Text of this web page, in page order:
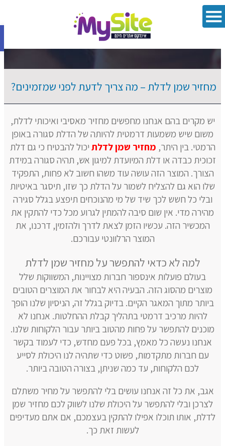
פתח
מחזיר שמן לדלת – מה צריך לדעת לפני שמזמינים?
יש מקרים בהם אנחנו מחפשים מחזיר מאסיבי ואיכותי לדלת,
משום שיש משמעות דרמטית להיותה של הדלת סגורה באופן
הרמטי. בין היתר, מחזיר שמן לדלת יכול להבטיח כי גם דלת
זכוכית כבדה או דלת המיועדת למיגון אש, תהיה סגורה במידת
הצורך. המוצר הזה עושה עוד משהו חשוב לא פחות, התפקיד
שלו הוא גם להצליח לשמור על הדלת כך שזו, תיסגר באיטיות
ובלי כל חשש לכך שיד של מי מהנוכחים תיפצע בגלל סגירה
מהירה מדי. אין שום סיבה להמתין לגרוע מכל כדי להתקין את
המכשיר הזה. עכשיו הזמן לצאת לדרך ולהזמין, דרכנו, את
המוצר הרלוונטי עבורכם.
למה לא כדאי להתפשר על מחזיר שמן לדלת
בעולם פועלות אינספור חברות מצויינות, המשווקות שלל
מוצרים מהסוג הזה. הבעיה היא לבחור את המוצרים הטובים
ביותר מתוך המאגר הקיים. בדיוק בגלל זה, הניסיון שלנו הופך
להיות מרכיב דרמטי בתהליך קבלת ההחלטות. אנחנו לא
מוכנים להתפשר על פחות מהטוב ביותר עבור הלקוחות שלנו.
אנחנו נעשה כל מאמץ, בכל פעם מחדש, כדי לעמוד בקשר
עם חברות מתקדמות, פשוט כדי שתהיה לנו היכולת לסייע
לכם הלקוחות, עד כמה שניתן, בצורה הטובה ביותר.
אגב, את כל זה אנחנו עושים בלי להתפשר על מחיר משתלם
לצרכן ובלי להתפשר על היכולת שלנו לשווק לכם מחזיר שמן
לדלת, אותו תוכלו אפילו להתקין בעצמכם, אם אתם מעדיפים
לעשות זאת כך.